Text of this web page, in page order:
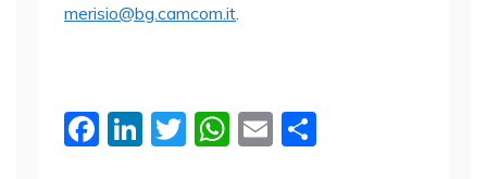
merisio@bg.camcom.it
F
Li T
W E